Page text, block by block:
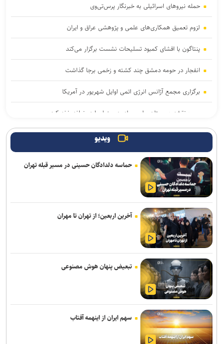
حمله نیروهای اسرائیلی به خبرنگار پرس‌تی‌وی
لزوم تعمیق همکاری‌های علمی و پژوهشی عراق و ایران
پنتاگون با افشای کمبود تسلیحات نشست برگزار می‌کند
انفجار در حومه دمشق چند کشته و زخمی برجا گذاشت
برگزاری مجمع آژانس انرژی اتمی اوایل شهریور در آمریکا
یمن: نقشه عربستان برای حمله به صنعاء را در نطفه خفه کردیم
پیام هشدار مقاومت یمن به ریاض
حاج‌علی‌اکبری: تحرکات سازمان‌یافته‌ای برای ترویج برهنگی انجام می‌شود
قدردانی از حضور حماسی ملت مبعوث شده در راهپیمایی اربعین
ترامپ با تهدید افشاگران، بحران مهمات آمریکا را انکار کرد
رسانه عبری: از آغاز جنگ غزه دست‌کم ۹ هزار نظامی صهیونیست زخمی
شده‌اند
جلسات صحن علنی مجلس هفته آینده برگزار می‌شود
هلاکت اعضای یک تیم تروریستی در سیستان‌وبلوچستان
وال‌استریت ژورنال: ترامپ دستور تحقیق درباره افشای اطلاعات ذخایر
تسلیحاتی آمریکا را صادر کرد
تحقیقات ارتش آمریکا درباره موج خودکشی در فرماندهی سایبری؛ نگرانی
از فشار‌های ناشی از جنگ و مأموریت‌های فزاینده
ویدیو
حماسه دلدادگان حسینی در مسیر قبله تهران
آخرین اربعین؛ از تهران تا مهران
تبعیض پنهان هوش مصنوعی
سهم ایران از اینهمه آفتاب